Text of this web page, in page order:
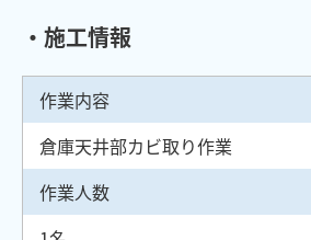
・施工情報
作業内容
倉庫天井部カビ取り作業
作業人数